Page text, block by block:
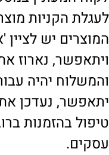
לעגלת הקניות
המוצרים יש
ויתאפשר, נארוז
והמשלוח יהיה
יתאפשר, נעדכן
עסקים.